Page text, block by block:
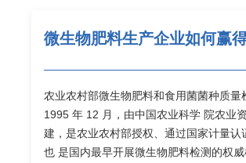
微生物肥料生产企业如何赢
农业农村部微生物肥料和食用菌菌种质量
1995 年 12 月，由中国农业科学 院农业
建，是农业农村部授权、通过国家计量
也 是国内最早开展微生物肥料检测的权